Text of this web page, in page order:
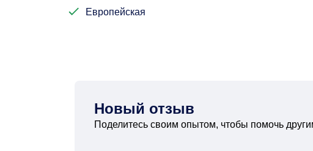
Европейская
Новый отзыв
Поделитесь своим опытом, чтобы помочь